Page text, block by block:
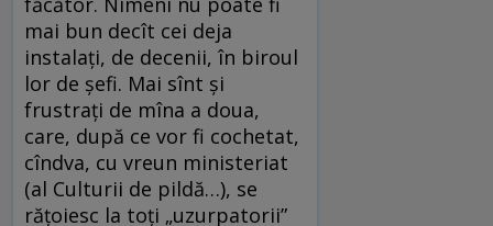
mai bun decît cei deja
instalaţi, de decenii, în biroul
lor de şefi. Mai sînt şi
frustraţi de mîna a doua,
care, după ce vor fi cochetat,
cîndva, cu vreun ministeriat
(al Culturii de pildă…), se
răţoiesc la toţi „uzurpatorii”